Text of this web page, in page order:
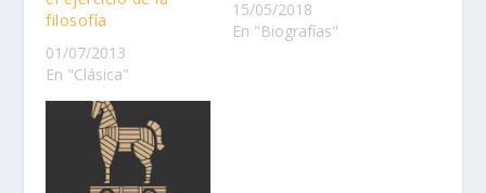
filosofía
01/07/2013
En "Clásica"
15/05/2018
En "Biografías"